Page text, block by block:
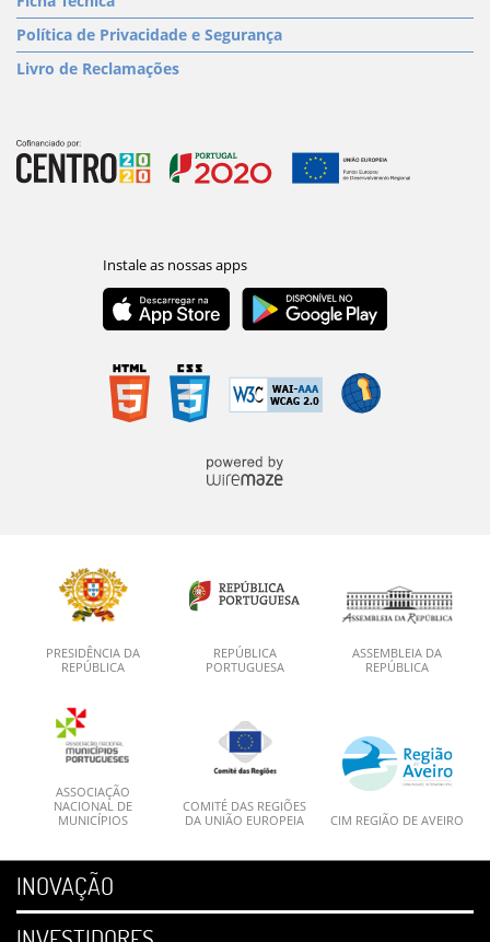
Política de Privacidade e Segurança
Livro de Reclamações
PRESIDÊNCIA DA
REPÚBLICA
REPÚBLICA
PORTUGUESA
ASSEMBLEIA DA
REPÚBLICA
ASSOCIAÇÃO
NACIONAL DE
MUNICÍPIOS
COMITÉ DAS REGIÕES
DA UNIÃO EUROPEIA
CIM REGIÃO DE AVEIRO
INOVAÇÃO